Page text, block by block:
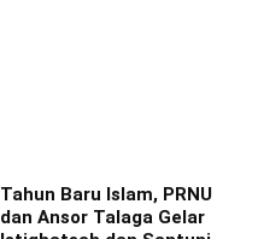
Tahun Baru Islam, PRNU
dan Ansor Talaga Gelar